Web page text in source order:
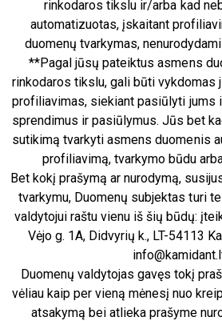
rinkodaros tikslu ir/arba kad
automatizuotas, įskaitant
duomenų tvarkymas,
**Pagal jūsų pateiktus asmens
rinkodaros tikslu, gali būti vykdomas
profiliavimas, siekiant pasiūlyti jums
sprendimus ir pasiūlymus. Jūs bet
sutikimą tvarkyti asmens duomenis
profiliavimą, tvarkymo būdu
Bet kokį prašymą ar nurodymą,
tvarkymu, Duomenų subjektas turi
valdytojui raštu vienu iš šių būdų:
Vėjo g. 1A, Didvyrių k., LT-54113
Duomenų valdytojas gavęs tokį
vėliau kaip per vieną mėnesį nuo
atsakymą bei atlieka prašyme